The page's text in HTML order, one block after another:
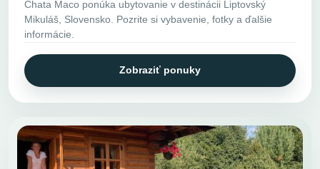
Chata Maco ponúka ubytovanie v destinácii Liptovský
Mikuláš, Slovensko. Pozrite si vybavenie, fotky a ďalšie
informácie.
Zobraziť ponuky